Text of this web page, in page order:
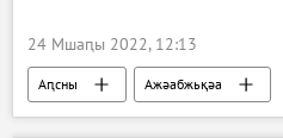
24 Мшаԥы 2022, 12:13
Аԥсны
Ажәабжьқәа
Аслан Бжьаниа